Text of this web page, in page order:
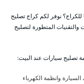
نوفر لكم كراج تصليح
والتقنيات المتطورة لتصليح
تصليح سيارات عند البيت:
وانظمة الكهرباء